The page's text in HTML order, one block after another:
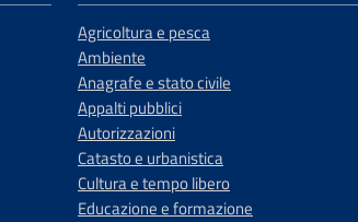
Agricoltura e pesca
Ambiente
Anagrafe e stato civile
Appalti pubblici
Autorizzazioni
Catasto e urbanistica
Cultura e tempo libero
Educazione e formazione